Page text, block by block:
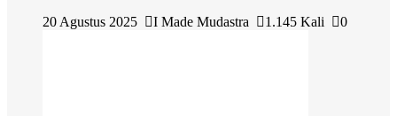
20 Agustus 2025 I Made Mudastra 1.145 Kali 0